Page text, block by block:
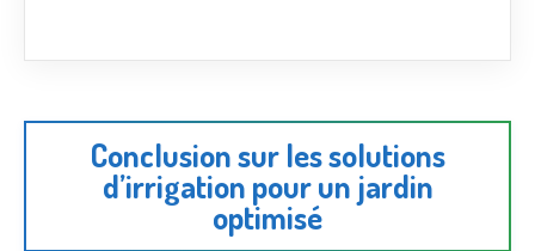
Conclusion sur les solutions
d’irrigation pour un jardin
optimisé